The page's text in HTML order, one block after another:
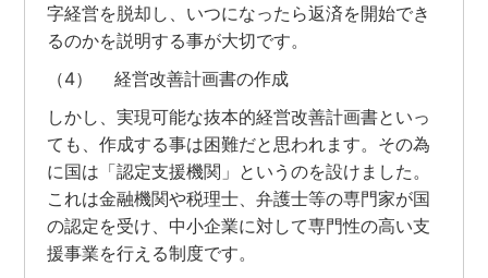
字経営を脱却し、いつになったら返済を開始でき
るのかを説明する事が大切です。
（4） 経営改善計画書の作成
しかし、実現可能な抜本的経営改善計画書といっ
ても、作成する事は困難だと思われます。その為
に国は「認定支援機関」というのを設けました。
これは金融機関や税理士、弁護士等の専門家が国
の認定を受け、中小企業に対して専門性の高い支
援事業を行える制度です。